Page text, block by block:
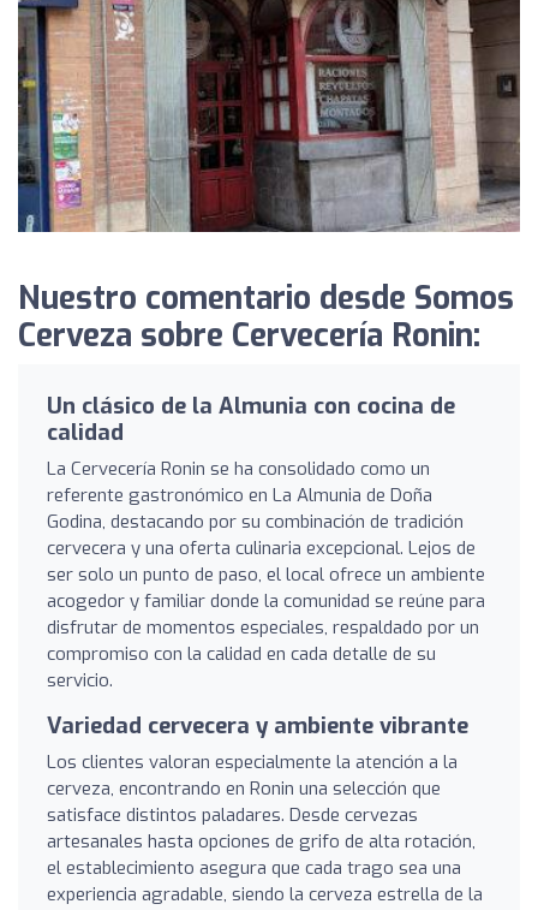
Nuestro comentario desde Somos
Cerveza sobre Cervecería Ronin:
Un clásico de la Almunia con cocina de
calidad
La Cervecería Ronin se ha consolidado como un
referente gastronómico en La Almunia de Doña
Godina, destacando por su combinación de tradición
cervecera y una oferta culinaria excepcional. Lejos de
ser solo un punto de paso, el local ofrece un ambiente
acogedor y familiar donde la comunidad se reúne para
disfrutar de momentos especiales, respaldado por un
compromiso con la calidad en cada detalle de su
servicio.
Variedad cervecera y ambiente vibrante
Los clientes valoran especialmente la atención a la
cerveza, encontrando en Ronin una selección que
satisface distintos paladares. Desde cervezas
artesanales hasta opciones de grifo de alta rotación,
el establecimiento asegura que cada trago sea una
experiencia agradable, siendo la cerveza estrella de la